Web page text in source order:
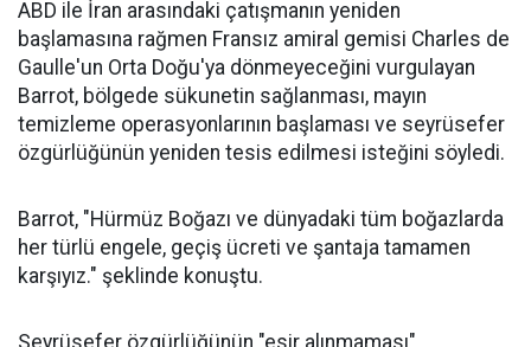
ABD ile İran arasındaki çatışmanın yeniden
başlamasına rağmen Fransız amiral gemisi Charles de
Gaulle'un Orta Doğu'ya dönmeyeceğini vurgulayan
Barrot, bölgede sükunetin sağlanması, mayın
temizleme operasyonlarının başlaması ve seyrüsefer
özgürlüğünün yeniden tesis edilmesi isteğini söyledi.
Barrot, "Hürmüz Boğazı ve dünyadaki tüm boğazlarda
her türlü engele, geçiş ücreti ve şantaja tamamen
karşıyız." şeklinde konuştu.